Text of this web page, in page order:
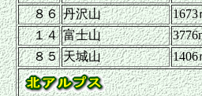
８６ 丹沢山
1673
１４ 富士山
８５ 天城山 1406